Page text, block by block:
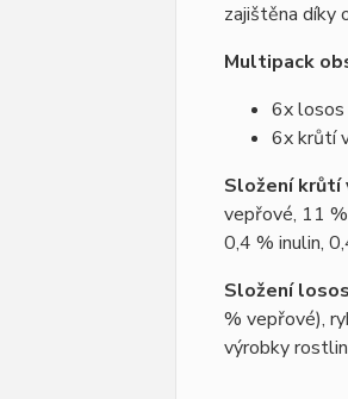
zajištěna díky
Multipack
6x losos
6x krůtí
Složení krůtí
vepřové, 11
0,4 % inulin,
Složení
% vepřové),
výrobky